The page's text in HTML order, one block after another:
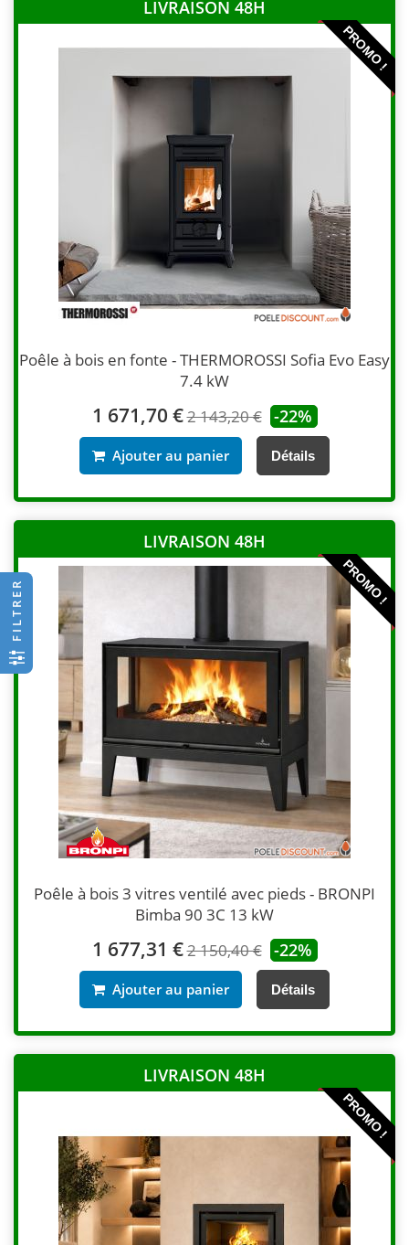
LIVRAISON 48H
PROMO !
Poêle à bois en fonte - THERMOROSSI Sofia Evo Easy
7.4 kW
1 671,70 €2 143,20 € -22%
Ajouter au panier Détails
LIVRAISON 48H
PROMO !
Poêle à bois 3 vitres ventilé avec pieds - BRONPI
Bimba 90 3C 13 kW
1 677,31 €2 150,40 € -22%
Ajouter au panier Détails
LIVRAISON 48H
PROMO !
FILTRER